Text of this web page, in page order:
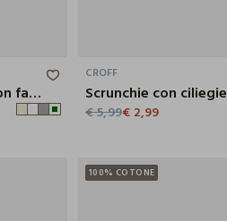
Asciugamano mani in cotone con fascia liscia
CROFF
Scrunchie con ciliegie
€ 5,99€ 2,99
100% COTONE